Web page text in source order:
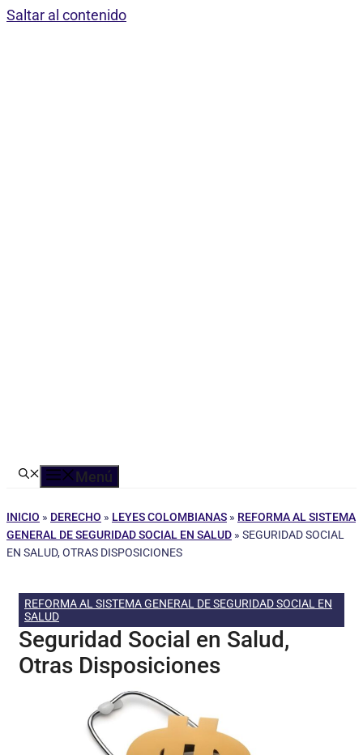
Saltar al contenido
Menú
INICIO » DERECHO » LEYES COLOMBIANAS » REFORMA AL SISTEMA
GENERAL DE SEGURIDAD SOCIAL EN SALUD » SEGURIDAD SOCIAL
EN SALUD, OTRAS DISPOSICIONES
REFORMA AL SISTEMA GENERAL DE SEGURIDAD SOCIAL EN
SALUD
Seguridad Social en Salud,
Otras Disposiciones